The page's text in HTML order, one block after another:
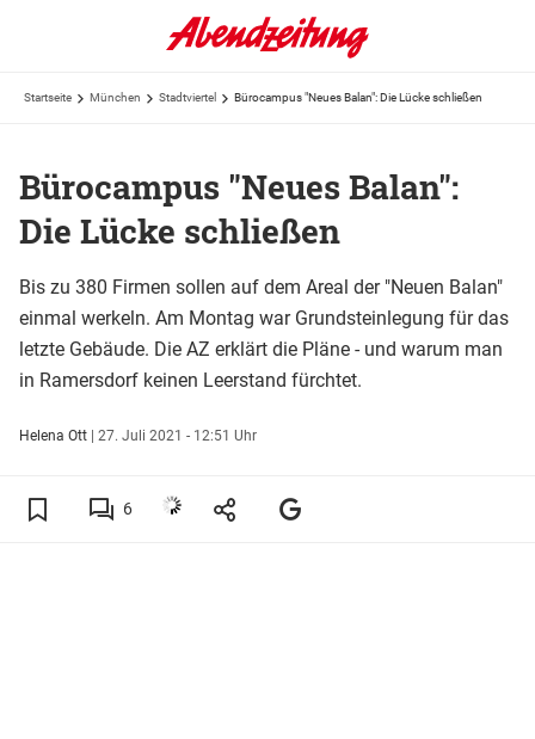
Startseite München Stadtviertel Bürocampus "Neues Balan": Die Lücke schließen
Bürocampus "Neues Balan":
Die Lücke schließen
Bis zu 380 Firmen sollen auf dem Areal der "Neuen Balan"
einmal werkeln. Am Montag war Grundsteinlegung für das
letzte Gebäude. Die AZ erklärt die Pläne - und warum man
in Ramersdorf keinen Leerstand fürchtet.
Helena Ott | 27. Juli 2021 - 12:51 Uhr
6